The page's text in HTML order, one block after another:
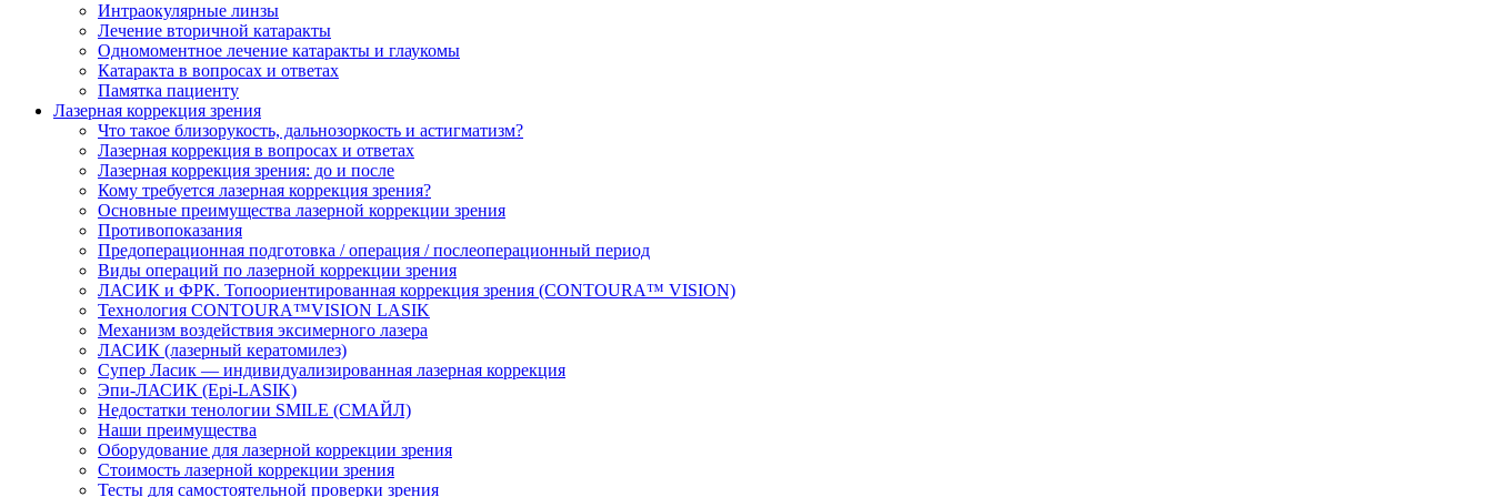
Интраокулярные линзы
Лечение вторичной катаракты
Одномоментное лечение катаракты и глаукомы
Катаракта в вопросах и ответах
Памятка пациенту
Лазерная коррекция зрения
Что такое близорукость, дальнозоркость и астигматизм?
Лазерная коррекция в вопросах и ответах
Лазерная коррекция зрения: до и после
Кому требуется лазерная коррекция зрения?
Основные преимущества лазерной коррекции зрения
Противопоказания
Предоперационная подготовка / операция / послеоперационный период
Виды операций по лазерной коррекции зрения
ЛАСИК и ФРК. Топоориентированная коррекция зрения (CONTOURA™ VISION)
Технология CONTOURA™VISION LASIK
Механизм воздействия эксимерного лазера
ЛАСИК (лазерный кератомилез)
Супер Ласик — индивидуализированная лазерная коррекция
Эпи-ЛАСИК (Epi-LASIK)
Недостатки тенологии SMILE (СМАЙЛ)
Наши преимущества
Оборудование для лазерной коррекции зрения
Стоимость лазерной коррекции зрения
Тесты для самостоятельной проверки зрения